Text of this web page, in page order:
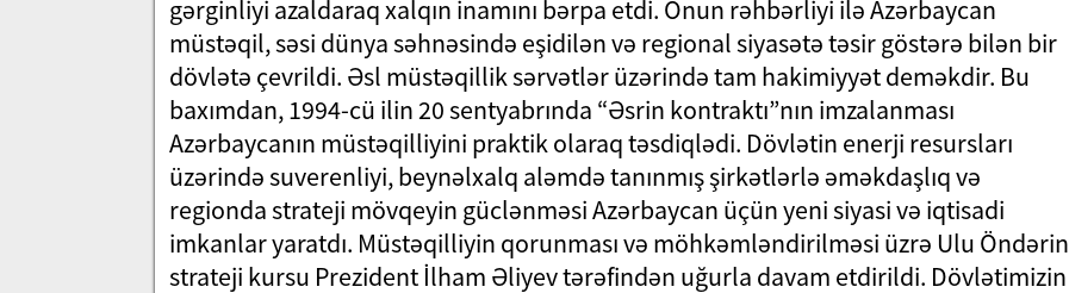
gərginliyi azaldaraq xalqın inamını bərpa etdi. Onun rəhbərliyi ilə Azərbaycan
müstəqil, səsi dünya səhnəsində eşidilən və regional siyasətə təsir göstərə bilən bir
dövlətə çevrildi. Əsl müstəqillik sərvətlər üzərində tam hakimiyyət deməkdir. Bu
baxımdan, 1994-cü ilin 20 sentyabrında “Əsrin kontraktı”nın imzalanması
Azərbaycanın müstəqilliyini praktik olaraq təsdiqlədi. Dövlətin enerji resursları
üzərində suverenliyi, beynəlxalq aləmdə tanınmış şirkətlərlə əməkdaşlıq və
regionda strateji mövqeyin güclənməsi Azərbaycan üçün yeni siyasi və iqtisadi
imkanlar yaratdı. Müstəqilliyin qorunması və möhkəmləndirilməsi üzrə Ulu Öndərin
strateji kursu Prezident İlham Əliyev tərəfindən uğurla davam etdirildi. Dövlətimizin